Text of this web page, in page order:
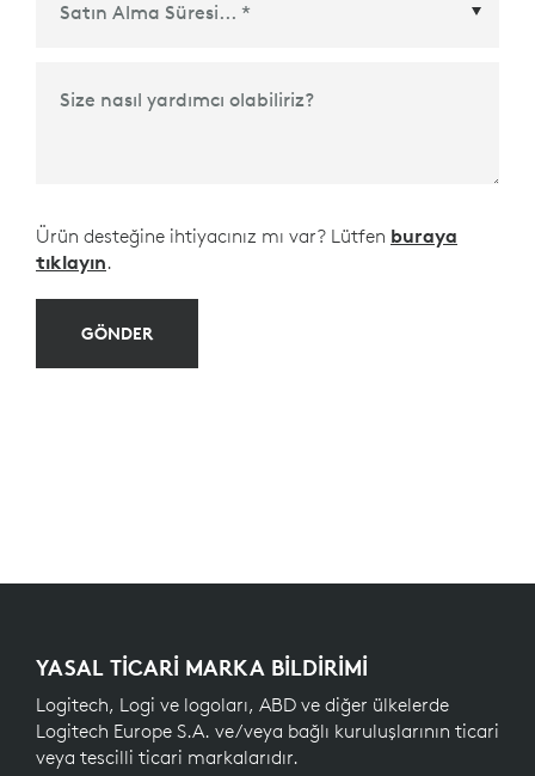
Size nasıl yardımcı olabiliriz?
Ürün desteğine ihtiyacınız mı var? Lütfen buraya
tıklayın.
GÖNDER
YASAL TİCARİ MARKA BİLDİRİMİ
Logitech, Logi ve logoları, ABD ve diğer ülkelerde
Logitech Europe S.A. ve/veya bağlı kuruluşlarının ticari
veya tescilli ticari markalarıdır.